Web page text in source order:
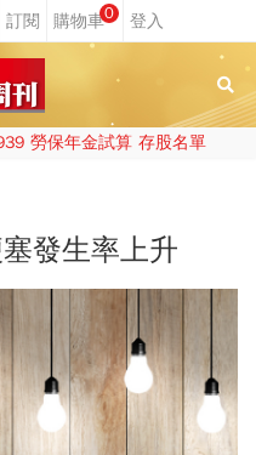
0
勞保年金試算 存股名單
發生率上升